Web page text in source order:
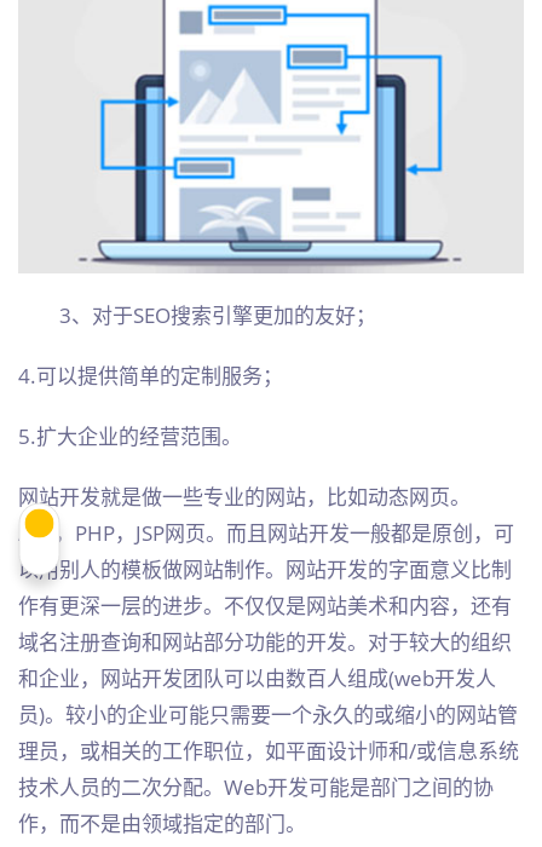
3、对于SEO搜索引擎更加的友好；
4.可以提供简单的定制服务；
5.扩大企业的经营范围。
网站开发就是做一些专业的网站，比如动态网页。
ASP，PHP，JSP网页。而且网站开发一般都是原创，可
以用别人的模板做网站制作。网站开发的字面意义比制
作有更深一层的进步。不仅仅是网站美术和内容，还有
域名注册查询和网站部分功能的开发。对于较大的组织
和企业，网站开发团队可以由数百人组成(web开发人
员)。较小的企业可能只需要一个永久的或缩小的网站管
理员，或相关的工作职位，如平面设计师和/或信息系统
技术人员的二次分配。Web开发可能是部门之间的协
作，而不是由领域指定的部门。